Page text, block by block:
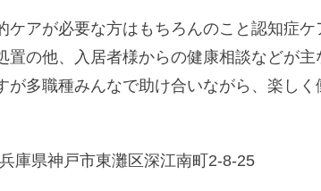
アが必要な方はもちろんのこと認知症
の他、入居者様からの健康相談などが
多職種みんなで助け合いながら、楽し
兵庫県神戸市東灘区深江南町2-8-25